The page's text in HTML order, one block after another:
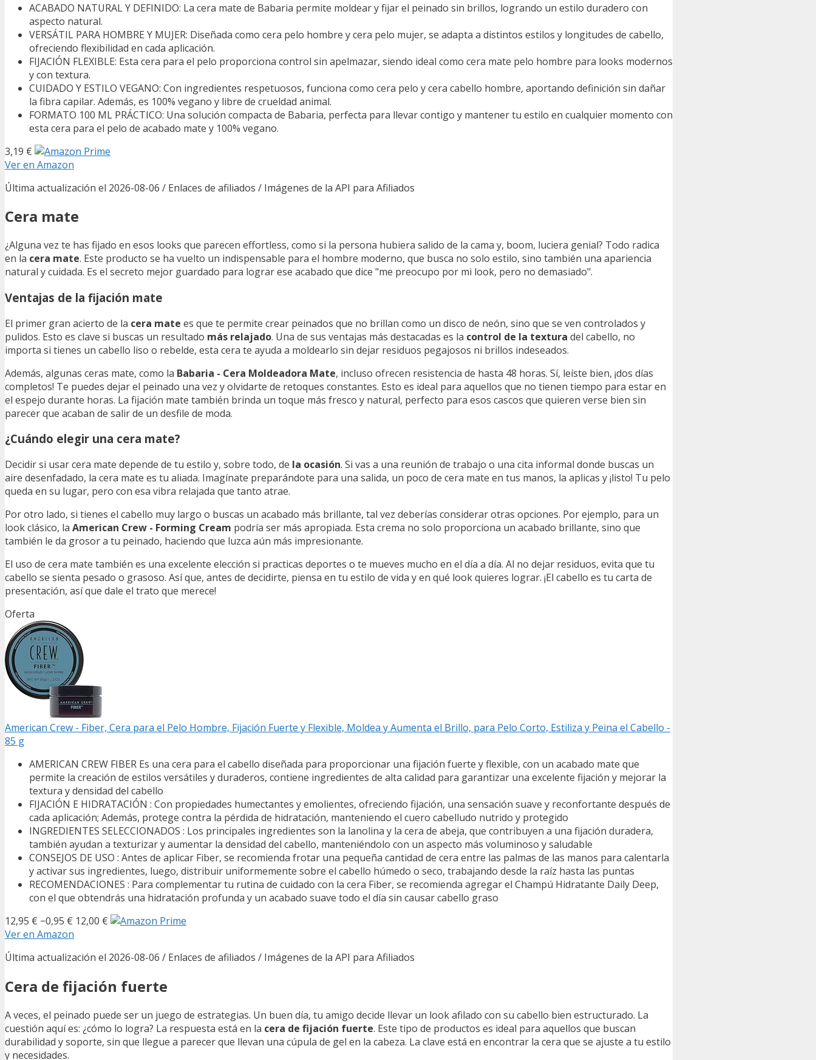
ACABADO NATURAL Y DEFINIDO: La cera mate de Babaria permite moldear y fijar el peinado sin brillos, logrando un estilo duradero con
aspecto natural.
VERSÁTIL PARA HOMBRE Y MUJER: Diseñada como cera pelo hombre y cera pelo mujer, se adapta a distintos estilos y longitudes de cabello,
ofreciendo flexibilidad en cada aplicación.
FIJACIÓN FLEXIBLE: Esta cera para el pelo proporciona control sin apelmazar, siendo ideal como cera mate pelo hombre para looks modernos
y con textura.
CUIDADO Y ESTILO VEGANO: Con ingredientes respetuosos, funciona como cera pelo y cera cabello hombre, aportando definición sin dañar
la fibra capilar. Además, es 100% vegano y libre de crueldad animal.
FORMATO 100 ML PRÁCTICO: Una solución compacta de Babaria, perfecta para llevar contigo y mantener tu estilo en cualquier momento con
esta cera para el pelo de acabado mate y 100% vegano.
3,19 €
Ver en Amazon
Última actualización el 2026-08-06 / Enlaces de afiliados / Imágenes de la API para Afiliados
Cera mate
¿Alguna vez te has fijado en esos looks que parecen effortless, como si la persona hubiera salido de la cama y, boom, luciera genial? Todo radica
en la cera mate. Este producto se ha vuelto un indispensable para el hombre moderno, que busca no solo estilo, sino también una apariencia
natural y cuidada. Es el secreto mejor guardado para lograr ese acabado que dice "me preocupo por mi look, pero no demasiado".
Ventajas de la fijación mate
El primer gran acierto de la cera mate es que te permite crear peinados que no brillan como un disco de neón, sino que se ven controlados y
pulidos. Esto es clave si buscas un resultado más relajado. Una de sus ventajas más destacadas es la control de la textura del cabello, no
importa si tienes un cabello liso o rebelde, esta cera te ayuda a moldearlo sin dejar residuos pegajosos ni brillos indeseados.
Además, algunas ceras mate, como la Babaria - Cera Moldeadora Mate, incluso ofrecen resistencia de hasta 48 horas. Sí, leíste bien, ¡dos días
completos! Te puedes dejar el peinado una vez y olvidarte de retoques constantes. Esto es ideal para aquellos que no tienen tiempo para estar en
el espejo durante horas. La fijación mate también brinda un toque más fresco y natural, perfecto para esos cascos que quieren verse bien sin
parecer que acaban de salir de un desfile de moda.
¿Cuándo elegir una cera mate?
Decidir si usar cera mate depende de tu estilo y, sobre todo, de la ocasión. Si vas a una reunión de trabajo o una cita informal donde buscas un
aire desenfadado, la cera mate es tu aliada. Imagínate preparándote para una salida, un poco de cera mate en tus manos, la aplicas y ¡listo! Tu pelo
queda en su lugar, pero con esa vibra relajada que tanto atrae.
Por otro lado, si tienes el cabello muy largo o buscas un acabado más brillante, tal vez deberías considerar otras opciones. Por ejemplo, para un
look clásico, la American Crew - Forming Cream podría ser más apropiada. Esta crema no solo proporciona un acabado brillante, sino que
también le da grosor a tu peinado, haciendo que luzca aún más impresionante.
El uso de cera mate también es una excelente elección si practicas deportes o te mueves mucho en el día a día. Al no dejar residuos, evita que tu
cabello se sienta pesado o grasoso. Así que, antes de decidirte, piensa en tu estilo de vida y en qué look quieres lograr. ¡El cabello es tu carta de
presentación, así que dale el trato que merece!
Oferta
American Crew - Fiber, Cera para el Pelo Hombre, Fijación Fuerte y Flexible, Moldea y Aumenta el Brillo, para Pelo Corto, Estiliza y Peina el Cabello -
85 g
AMERICAN CREW FIBER Es una cera para el cabello diseñada para proporcionar una fijación fuerte y flexible, con un acabado mate que
permite la creación de estilos versátiles y duraderos, contiene ingredientes de alta calidad para garantizar una excelente fijación y mejorar la
textura y densidad del cabello
FIJACIÓN E HIDRATACIÓN : Con propiedades humectantes y emolientes, ofreciendo fijación, una sensación suave y reconfortante después de
cada aplicación; Además, protege contra la pérdida de hidratación, manteniendo el cuero cabelludo nutrido y protegido
INGREDIENTES SELECCIONADOS : Los principales ingredientes son la lanolina y la cera de abeja, que contribuyen a una fijación duradera,
también ayudan a texturizar y aumentar la densidad del cabello, manteniéndolo con un aspecto más voluminoso y saludable
CONSEJOS DE USO : Antes de aplicar Fiber, se recomienda frotar una pequeña cantidad de cera entre las palmas de las manos para calentarla
y activar sus ingredientes, luego, distribuir uniformemente sobre el cabello húmedo o seco, trabajando desde la raíz hasta las puntas
RECOMENDACIONES : Para complementar tu rutina de cuidado con la cera Fiber, se recomienda agregar el Champú Hidratante Daily Deep,
con el que obtendrás una hidratación profunda y un acabado suave todo el día sin causar cabello graso
12,95 € −0,95 € 12,00 €
Ver en Amazon
Última actualización el 2026-08-06 / Enlaces de afiliados / Imágenes de la API para Afiliados
Cera de fijación fuerte
A veces, el peinado puede ser un juego de estrategias. Un buen día, tu amigo decide llevar un look afilado con su cabello bien estructurado. La
cuestión aquí es: ¿cómo lo logra? La respuesta está en la cera de fijación fuerte. Este tipo de productos es ideal para aquellos que buscan
durabilidad y soporte, sin que llegue a parecer que llevan una cúpula de gel en la cabeza. La clave está en encontrar la cera que se ajuste a tu estilo
y necesidades.